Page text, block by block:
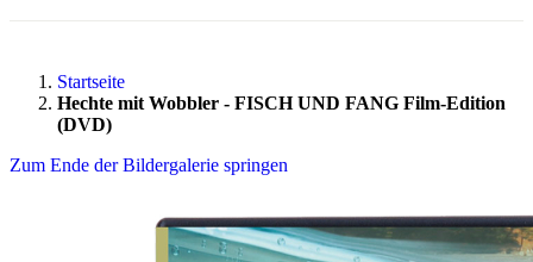
Startseite
Hechte mit Wobbler - FISCH UND FANG Film-Edition
(DVD)
Zum Ende der Bildergalerie springen